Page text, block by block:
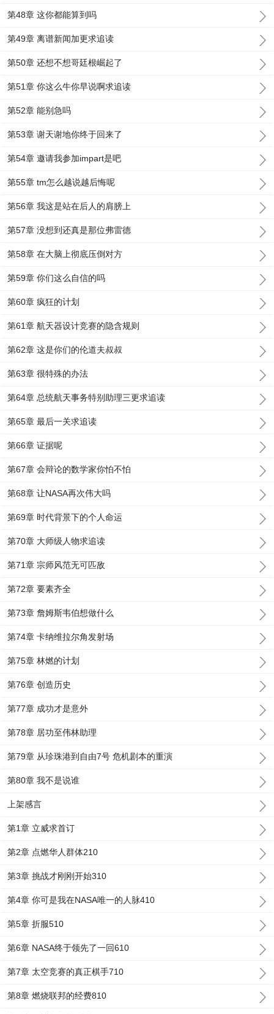
第48章 这你都能算到吗
第49章 离谱新闻加更求追读
第50章 还想不想哥廷根崛起了
第51章 你这么牛你早说啊求追读
第52章 能别急吗
第53章 谢天谢地你终于回来了
第54章 邀请我参加impart是吧
第55章 tm怎么越说越后悔呢
第56章 我这是站在后人的肩膀上
第57章 没想到还真是那位弗雷德
第58章 在大脑上彻底压倒对方
第59章 你们这么自信的吗
第60章 疯狂的计划
第61章 航天器设计竞赛的隐含规则
第62章 这是你们的伦道夫叔叔
第63章 很特殊的办法
第64章 总统航天事务特别助理三更求追读
第65章 最后一关求追读
第66章 证据呢
第67章 会辩论的数学家你怕不怕
第68章 让NASA再次伟大吗
第69章 时代背景下的个人命运
第70章 大师级人物求追读
第71章 宗师风范无可匹敌
第72章 要素齐全
第73章 詹姆斯韦伯想做什么
第74章 卡纳维拉尔角发射场
第75章 林燃的计划
第76章 创造历史
第77章 成功才是意外
第78章 居功至伟林助理
第79章 从珍珠港到自由7号 危机剧本的重演
第80章 我不是说谁
上架感言
第1章 立威求首订
第2章 点燃华人群体210
第3章 挑战才刚刚开始310
第4章 你可是我在NASA唯一的人脉410
第5章 折服510
第6章 NASA终于领先了一回610
第7章 太空竞赛的真正棋手710
第8章 燃烧联邦的经费810